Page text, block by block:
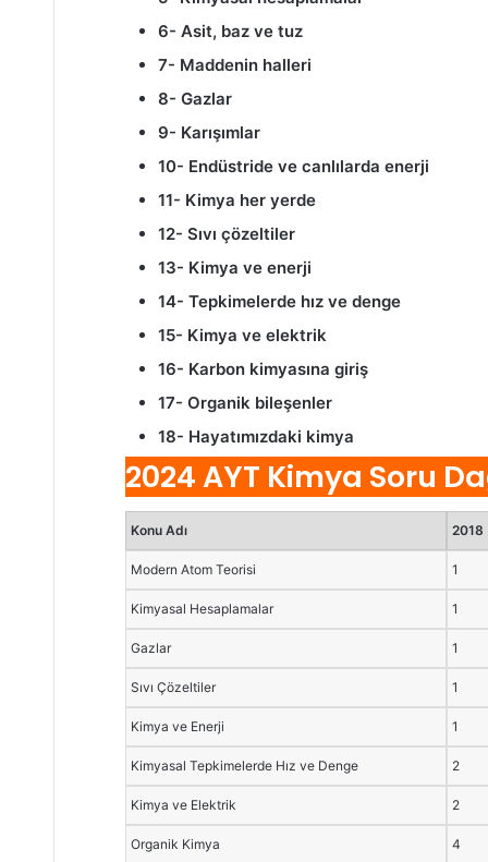
6- Asit, baz ve tuz
7- Maddenin halleri
8- Gazlar
9- Karışımlar
10- Endüstride ve canlılarda enerji
11- Kimya her yerde
12- Sıvı çözeltiler
13- Kimya ve enerji
14- Tepkimelerde hız ve denge
15- Kimya ve elektrik
16- Karbon kimyasına giriş
17- Organik bileşenler
18- Hayatımızdaki kimya
2024 AYT Kimya Soru
Konu Adı 2018
Modern Atom Teorisi 1
Kimyasal Hesaplamalar 1
Gazlar 1
Sıvı Çözeltiler 1
Kimya ve Enerji 1
Kimyasal Tepkimelerde Hız ve Denge 2
Kimya ve Elektrik 2
Organik Kimya 4